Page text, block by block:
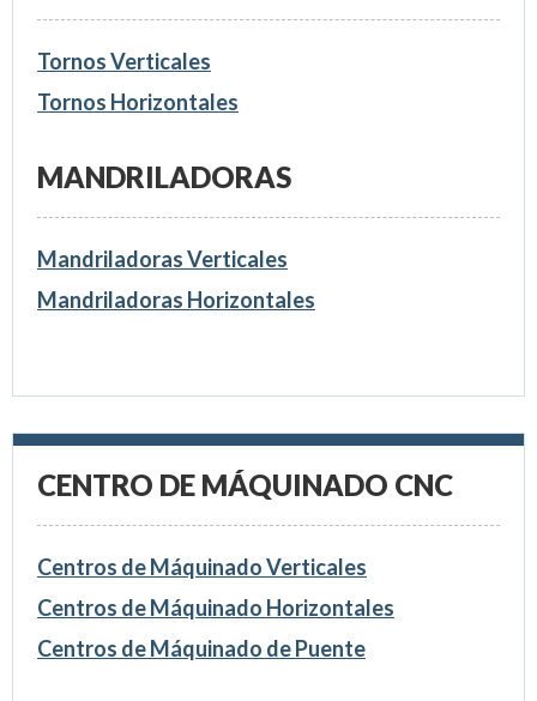
Tornos Verticales
Tornos Horizontales
MANDRILADORAS
Mandriladoras Verticales
Mandriladoras Horizontales
CENTRO DE MÁQUINADO CNC
Centros de Máquinado Verticales
Centros de Máquinado Horizontales
Centros de Máquinado de Puente